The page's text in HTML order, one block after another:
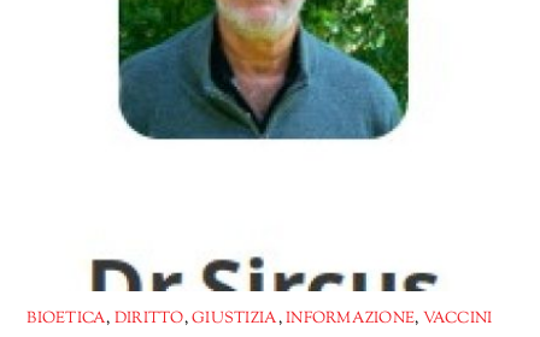
BIOETICA, DIRITTO,GIUSTIZIA,INFORMAZIONE, VACCINI